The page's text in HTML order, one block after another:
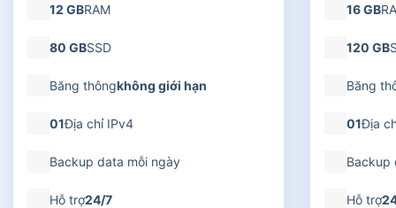
12 GBRAM
80 GBSSD
Băng thôngkhông giới hạn
01Địa chỉ IPv4
Backup data mỗi ngày
Hỗ trợ24/7
16 GB
120 GB
Băng
01Địa
Backup
Hỗ trợ